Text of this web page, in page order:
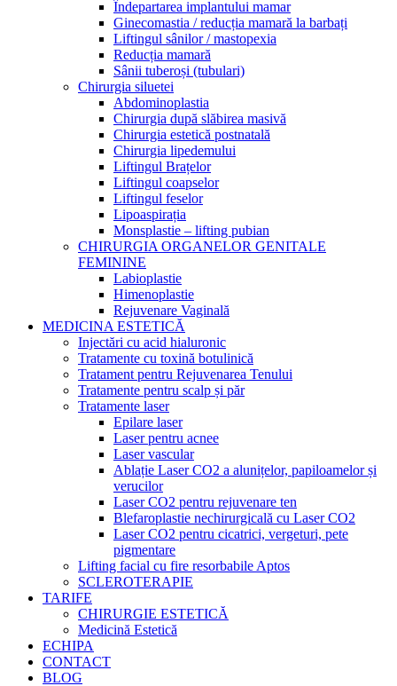
Îndepartarea implantului mamar
Ginecomastia / reducția mamară la barbați
Liftingul sânilor / mastopexia
Reducția mamară
Sânii tuberoși (tubulari)
Chirurgia siluetei
Abdominoplastia
Chirurgia după slăbirea masivă
Chirurgia estetică postnatală
Chirurgia lipedemului
Liftingul Brațelor
Liftingul coapselor
Liftingul feselor
Lipoaspirația
Monsplastie – lifting pubian
CHIRURGIA ORGANELOR GENITALE
FEMININE
Labioplastie
Himenoplastie
Rejuvenare Vaginală
MEDICINA ESTETICĂ
Injectări cu acid hialuronic
Tratamente cu toxină botulinică
Tratament pentru Rejuvenarea Tenului
Tratamente pentru scalp și păr
Tratamente laser
Epilare laser
Laser pentru acnee
Laser vascular
Ablație Laser CO2 a alunițelor, papiloamelor și
verucilor
Laser CO2 pentru rejuvenare ten
Blefaroplastie nechirurgicală cu Laser CO2
Laser CO2 pentru cicatrici, vergeturi, pete
pigmentare
Lifting facial cu fire resorbabile Aptos
SCLEROTERAPIE
TARIFE
CHIRURGIE ESTETICĂ
Medicină Estetică
ECHIPA
CONTACT
BLOG